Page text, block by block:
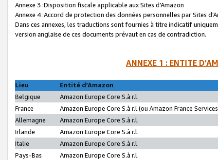
Annexe 3 :Disposition fiscale applicable aux Sites d’Amazon
Annexe 4 :Accord de protection des données personnelles par Sites
Dans ces annexes, les traductions sont fournies à titre indicatif
version anglaise de ces documents prévaut en cas de contradiction.
ANNEXE 1 : ENTITE
Lieu
Entité d’Amazon
Belgique
Amazon Europe Core S.à r.l.
France
Amazon Europe Core S.à r.l.(ou Amazon France
Allemagne
Amazon Europe Core S.à r.l.
Irlande
Amazon Europe Core S.à r.l.
Italie
Amazon Europe Core S.à r.l.
Pays-Bas
Amazon Europe Core S.à r.l.